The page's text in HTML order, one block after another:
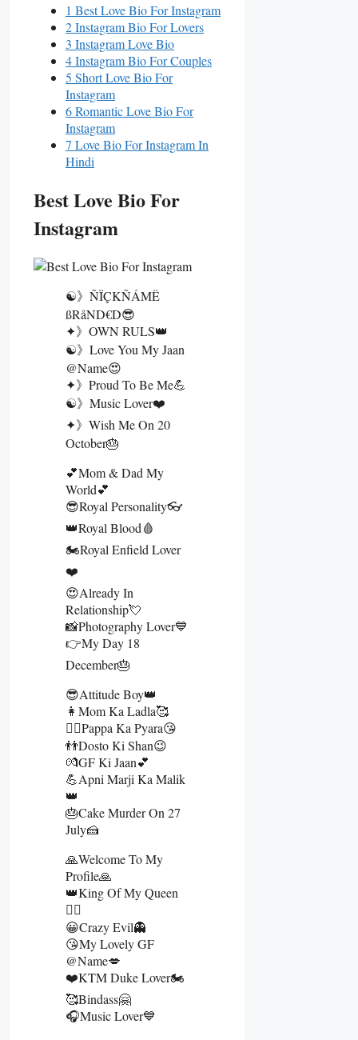
1 Best Love Bio For Instagram
2 Instagram Bio For Lovers
3 Instagram Love Bio
4 Instagram Bio For Couples
5 Short Love Bio For
Instagram
6 Romantic Love Bio For
Instagram
7 Love Bio For Instagram In
Hindi
Best Love Bio For
Instagram
☯》ÑÏÇKÑÁMË
SSRåND€D😎
✦》OWN RULS👑
☯》Love You My Jaan
@name😍
✦》Proud To Be Me💪
☯》Music Lover❤️
✦》Wish Me On 20
October🎂
💕Mom & Dad My
World💕
😎Royal Personality👓
👑Royal Blood🩸
🏍️Royal Enfield Lover
❤️
😍Already In
Relationship💘
📸Photography Lover💙
👉My Day 18
December🎂
😎Attitude Boy👑
👩Mom Ka Ladla🥰
🧔‍♂️Pappa Ka Pyara😘
👬Dosto Ki Shan😉
💏GF Ki Jaan💕
💪Apni Marji Ka Malik
👑
🎂Cake Murder On 27
July🍰
🙏Welcome To My
Profile🙏
👑King Of My Queen
👰‍♀️
😀Crazy Evil👻
😘My Lovely GF
@name💋
❤️KTM Duke Lover🏍️
🥰Bindass🤗
🎧Music Lover💙